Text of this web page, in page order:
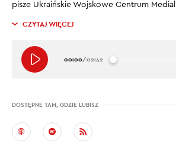
pisze Ukraińskie Wojskowe Centrum
CZYTAJ WIĘCEJ
00:00/02:42
DOSTĘPNE TAM, GDZIE LUBISZ